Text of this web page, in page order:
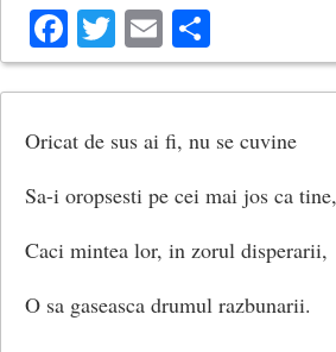
Facebook
Twitter
Email
Oricat de sus ai fi, nu se cuvine
Sa-i oropsesti pe cei mai jos ca tine,
Caci mintea lor, in zorul disperarii,
O sa gaseasca drumul razbunarii.